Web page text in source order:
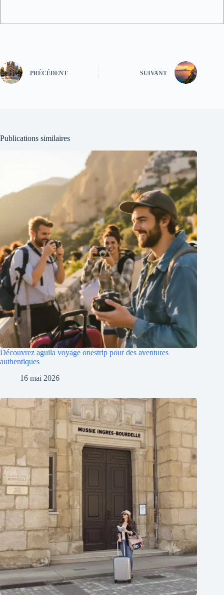
PRÉCÉDENT SUIVANT
Publications similaires
Découvrez aguila voyage onestrip pour des aventures
authentiques
16 mai 2026